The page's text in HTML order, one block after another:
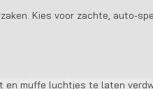
Kies voor zachte, auto-
en muffe luchtjes te laten